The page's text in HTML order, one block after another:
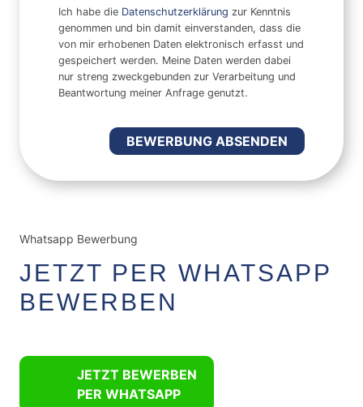
Ich habe die Datenschutzerklärung zur Kenntnis
genommen und bin damit einverstanden, dass die
von mir erhobenen Daten elektronisch erfasst und
gespeichert werden. Meine Daten werden dabei
nur streng zweckgebunden zur Verarbeitung und
Beantwortung meiner Anfrage genutzt.
BEWERBUNG ABSENDEN
Whatsapp Bewerbung
JETZT PER WHATSAPP
BEWERBEN
JETZT BEWERBEN
PER WHATSAPP